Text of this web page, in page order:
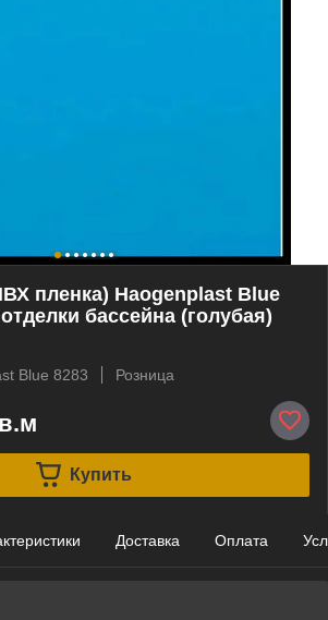
пленка) Haogenplast Blue
бассейна (голубая)
Blue 8283
Розница
Купить
Доставка Оплата